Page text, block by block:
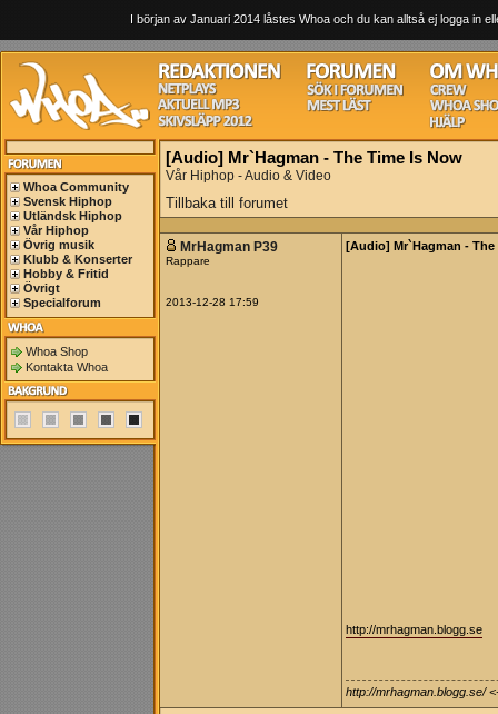
I början av Januari 2014 låstes Whoa och du kan alltså ej logga in
Whoa Community
Svensk Hiphop
Utländsk Hiphop
Vår Hiphop
Övrig musik
Klubb & Konserter
Hobby & Fritid
Övrigt
Specialforum
Whoa Shop
Kontakta Whoa
[Audio] Mr`Hagman - The Time Is Now
Vår Hiphop - Audio & Video
Tillbaka till forumet
MrHagman P39
Rappare
2013-12-28 17:59
[Audio] Mr`Hagman - The
http://mrhagman.blogg.se
http://mrhagman.blogg.se/